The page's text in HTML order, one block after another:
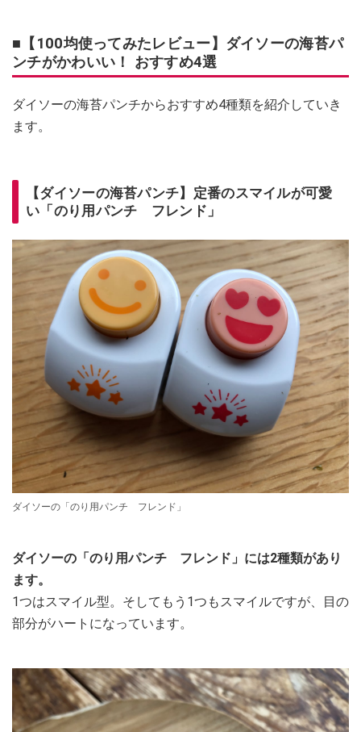
■【100均使ってみたレビュー】ダイソーの海苔パ
ンチがかわいい！ おすすめ4選
ダイソーの海苔パンチからおすすめ4種類を紹介していき
ます。
【ダイソーの海苔パンチ】定番のスマイルが可愛
い「のり用パンチ フレンド」
ダイソーの「のり用パンチ フレンド」
ダイソーの「のり用パンチ フレンド」には2種類があり
ます。
1つはスマイル型。そしてもう1つもスマイルですが、目の
部分がハートになっています。